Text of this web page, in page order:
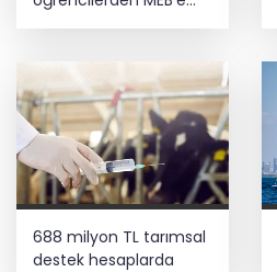
ziyaret
688 milyon TL tarımsal
destek hesaplarda